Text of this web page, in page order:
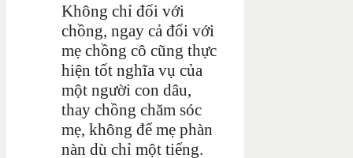
Không chỉ đối với
chồng, ngay cả đối với
mẹ chồng cô cũng thực
hiện tốt nghĩa vụ của
một người con dâu,
thay chồng chăm sóc
mẹ, không để mẹ phàn
nàn dù chỉ một tiếng.